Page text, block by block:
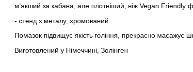
м'якший за кабана, але плотніший, ніж Vegan Friendly
- стенд з металу, хромований.
Помазок підвищує якість гоління, прекрасно масажує
Виготовлений у Німеччині, Золінген